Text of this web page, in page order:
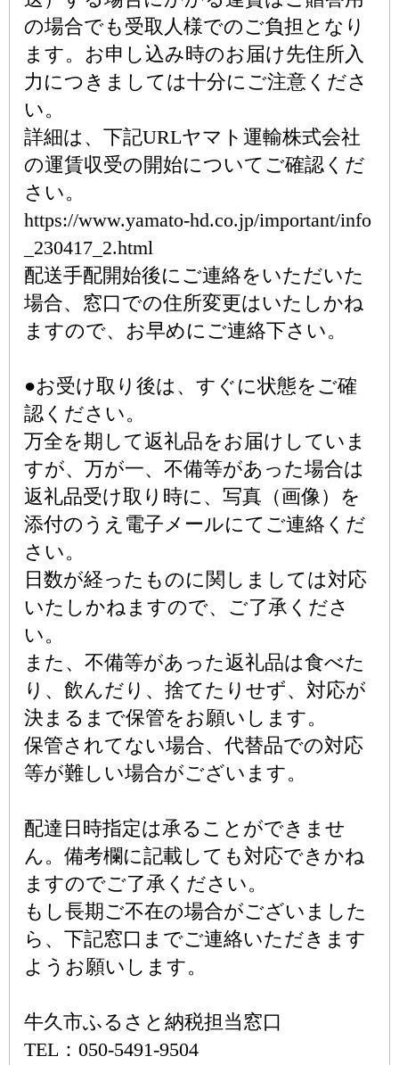
の場合でも受取人様でのご負担となり
ます。お申し込み時のお届け先住所入
力につきましては十分にご注意くださ
い。
詳細は、下記URLヤマト運輸株式会社
の運賃収受の開始についてご確認くだ
さい。
https://www.yamato-hd.co.jp/important/info
_230417_2.html
配送手配開始後にご連絡をいただいた
場合、窓口での住所変更はいたしかね
ますので、お早めにご連絡下さい。
●お受け取り後は、すぐに状態をご確
認ください。
万全を期して返礼品をお届けしていま
すが、万が一、不備等があった場合は
返礼品受け取り時に、写真（画像）を
添付のうえ電子メールにてご連絡くだ
さい。
日数が経ったものに関しましては対応
いたしかねますので、ご了承くださ
い。
また、不備等があった返礼品は食べた
り、飲んだり、捨てたりせず、対応が
決まるまで保管をお願いします。
保管されてない場合、代替品での対応
等が難しい場合がございます。
配達日時指定は承ることができませ
ん。備考欄に記載しても対応できかね
ますのでご了承ください。
もし長期ご不在の場合がございました
ら、下記窓口までご連絡いただきます
ようお願いします。
牛久市ふるさと納税担当窓口
TEL：050-5491-9504